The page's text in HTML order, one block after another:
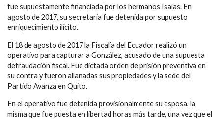
fue supuestamente financiada por los hermanos Isaías. En
agosto de 2017, su secretaria fue detenida por supuesto
enriquecimiento ilícito.
El 18 de agosto de 2017 la Fiscalía del Ecuador realizó un
operativo para capturar a González, acusado de una supuesta
defraudación fiscal. Fue dictada orden de prisión preventiva en
su contra y fueron allanadas sus propiedades y la sede del
Partido Avanza en Quito.
En el operativo fue detenida provisionalmente su esposa, la
misma que fue puesta en libertad horas más tarde, una vez que el